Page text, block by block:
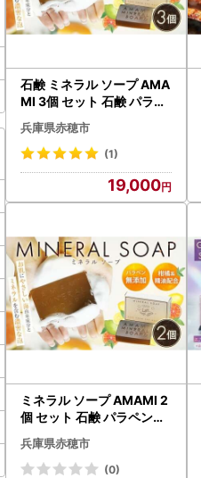
石鹸 ミネラル ソープ AMA
MI 3個 セット 石鹸 パラペ
ン無添加
兵庫県赤穂市
(1)
19,000
ミネラル ソープ AMAMI 2
個 セット 石鹸 パラペン無
添加
兵庫県赤穂市
(0)